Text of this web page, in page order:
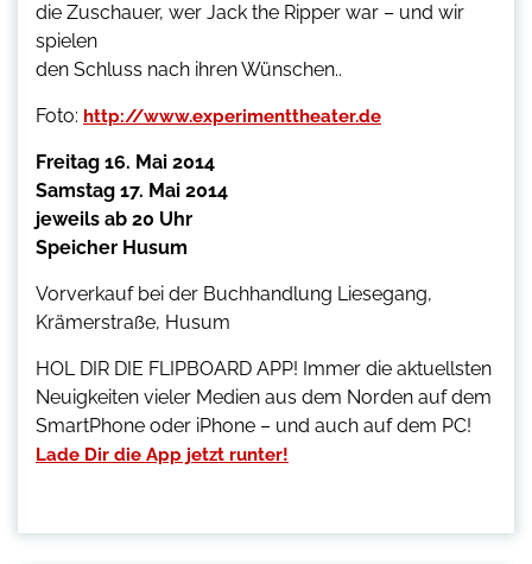
die Zuschauer, wer Jack the Ripper war – und wir
spielen
den Schluss nach ihren Wünschen..
Foto: http://www.experimenttheater.de
Freitag 16. Mai 2014
Samstag 17. Mai 2014
jeweils ab 20 Uhr
Speicher Husum
Vorverkauf bei der Buchhandlung Liesegang,
Krämerstraße, Husum
HOL DIR DIE FLIPBOARD APP! Immer die aktuellsten
Neuigkeiten vieler Medien aus dem Norden auf dem
SmartPhone oder iPhone – und auch auf dem PC!
Lade Dir die App jetzt runter!